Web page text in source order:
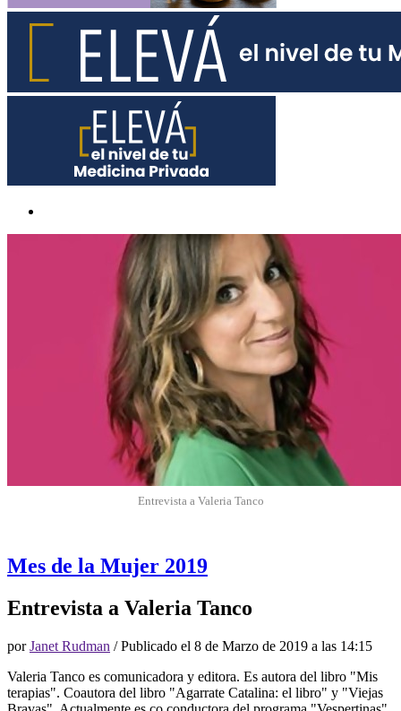
Entrevista a Valeria Tanco
Mes de la Mujer 2019
Entrevista a Valeria Tanco
porJanet Rudman / Publicado el 8 de Marzo de 2019 a las 14:15
Valeria Tanco es comunicadora y editora. Es autora del libro "Mis
terapias". Coautora del libro "Agarrate Catalina: el libro" y "Viejas